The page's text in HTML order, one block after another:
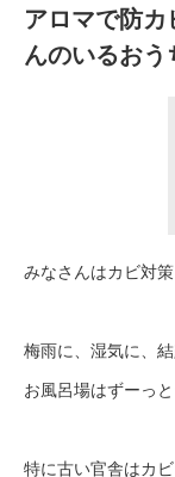
アロマで防
んのいるお
みなさんはカビ対
梅雨に、湿気に、結
お風呂場はずーっ
特に古い官舎はカ